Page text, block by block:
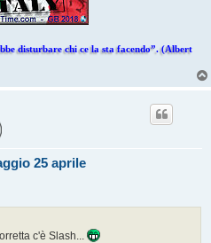
disturbare chi ce la sta facendo”. (Albert
25 aprile
c'è Slash...